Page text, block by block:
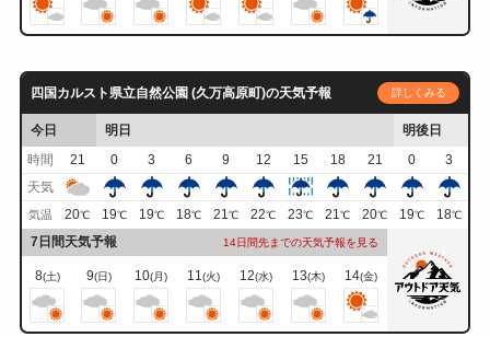
四国カルスト県立自然公園 (久万高原町)の天気予報 詳しくみる
今日 明日
明後日
時間
21 0 3 6 9 12 15 18 21 0
3
天気
気温 20℃ 19℃ 19℃ 18℃ 21℃ 22℃ 23℃ 21℃ 20℃ 19℃ 18℃
7日間天気予報 14日間先までの天気予報を見る
8(土) 9(日) 10(月) 11(火) 12(水) 13(木) 14(金)